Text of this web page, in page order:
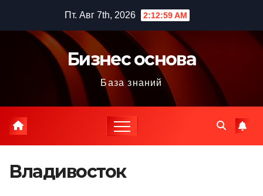
содержимому
Пт. Авг 7th, 2026 2:13:00 AM
Бизнес основа
База знаний
Владивосток